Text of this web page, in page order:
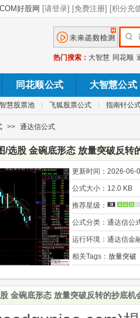
热门搜索： 大智慧 同花顺
同花顺公式 大智慧公式
慧股票池 飞狐股票公式 指南针公
>> 通达信公式
/选股 金碗底形态 放量突破反转
更新时间： 2026-06-
公式大小： 12.0 KB
推荐星级：
公式分类： 通达信公
运行环境： 通达信金
相关Tags： 放量突破
金碗底形态 放量突破反转的抄底机